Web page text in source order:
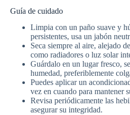
Guía de cuidado
Limpia con un paño suave y
persistentes, usa un jabón
Seca siempre al aire, alejado
como radiadores o luz solar
Guárdalo en un lugar fresco,
humedad, preferiblemente
Puedes aplicar un
vez en cuando para mantener
Revisa periódicamente las
asegurar su integridad.